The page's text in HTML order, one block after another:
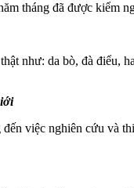
tháng đã được kiểm
như: da bò, đà điểu,
việc nghiên cứu và